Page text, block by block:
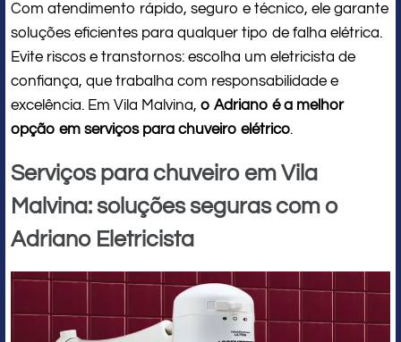
Com atendimento rápido, seguro e técnico, ele garante
soluções eficientes para qualquer tipo de falha elétrica.
Evite riscos e transtornos: escolha um eletricista de
confiança, que trabalha com responsabilidade e
excelência. Em Vila Malvina, o Adriano é a melhor
opção em serviços para chuveiro elétrico.
Serviços para chuveiro em Vila
Malvina: soluções seguras com o
Adriano Eletricista